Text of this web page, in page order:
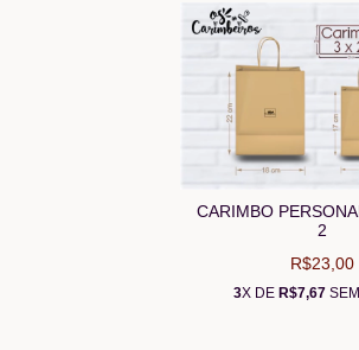
CARIMBO
2
R$23,00
3X DE R$7,67